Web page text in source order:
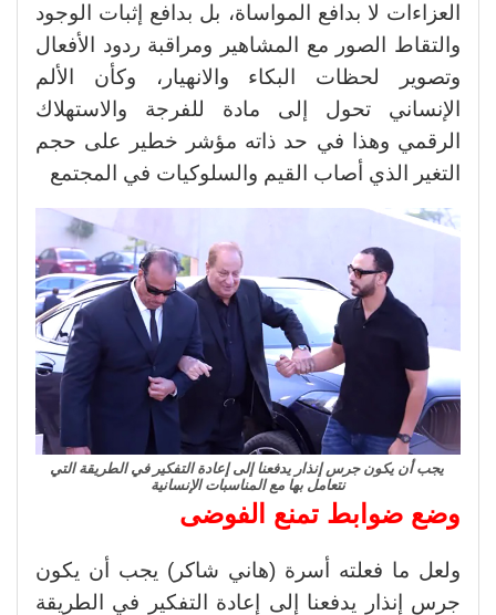
العزاءات لا بدافع المواساة، بل بدافع إثبات الوجود
والتقاط الصور مع المشاهير ومراقبة ردود الأفعال
وتصوير لحظات البكاء والانهيار، وكأن الألم
الإنساني تحول إلى مادة للفرجة والاستهلاك
الرقمي وهذا في حد ذاته مؤشر خطير على حجم
التغير الذي أصاب القيم والسلوكيات في المجتمع
يجب أن يكون جرس إنذار يدفعنا إلى إعادة التفكير في الطريقة التي
نتعامل بها مع المناسبات الإنسانية
وضع ضوابط تمنع الفوضى
ولعل ما فعلته أسرة (هاني شاكر) يجب أن يكون
جرس إنذار يدفعنا إلى إعادة التفكير في الطريقة